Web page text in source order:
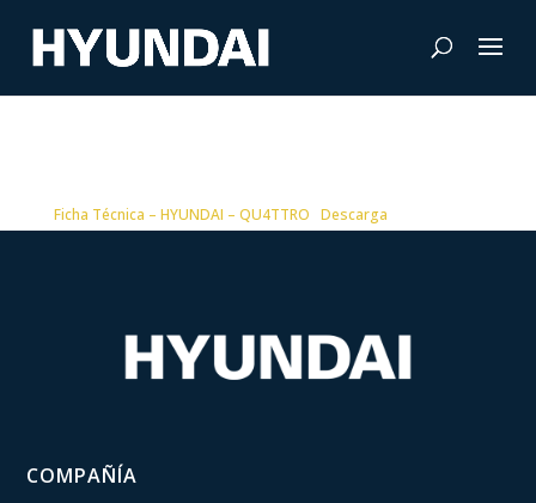
Ficha Técnica – HYUNDAI – QU4TTRO Descarga
COMPAÑÍA